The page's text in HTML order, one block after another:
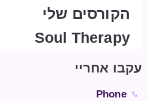
הקורסים שלי
Soul Therapy
עקבו אחריי
Phone